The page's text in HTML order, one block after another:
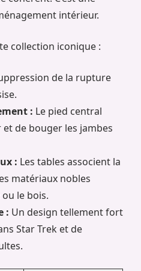
intérieur.
collection iconique :
de la rupture
: Le pied central
de bouger les jambes
: Les tables associent la
matériaux nobles
le bois.
: Un design tellement fort
Star Trek et de